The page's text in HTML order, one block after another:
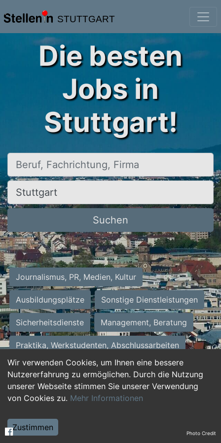
STUTTGART
Wir verwenden Cookies, um Ihnen eine bessere
Nutzererfahrung zu ermöglichen. Durch die Nutzung
unserer Webseite stimmen Sie unserer Verwendung
von Cookies zu. Mehr Informationen
Zustimmen
Die besten
Jobs in
Stuttgart!
Beruf, Fachrichtung, Firma
Ort, Stadt
Suchen
Journalismus, PR, Medien, Kultur
Ausbildungsplätze Sonstige Dienstleistungen
Sicherheitsdienste Management, Beratung
Praktika, Werkstudenten, Abschlussarbeiten
Personalwesen Assistenz, Sekretariat
Hilfskräfte, Aushilfs- und Nebenjobs
Weiterbildung, Studium, duale Ausbildung Photo Credit